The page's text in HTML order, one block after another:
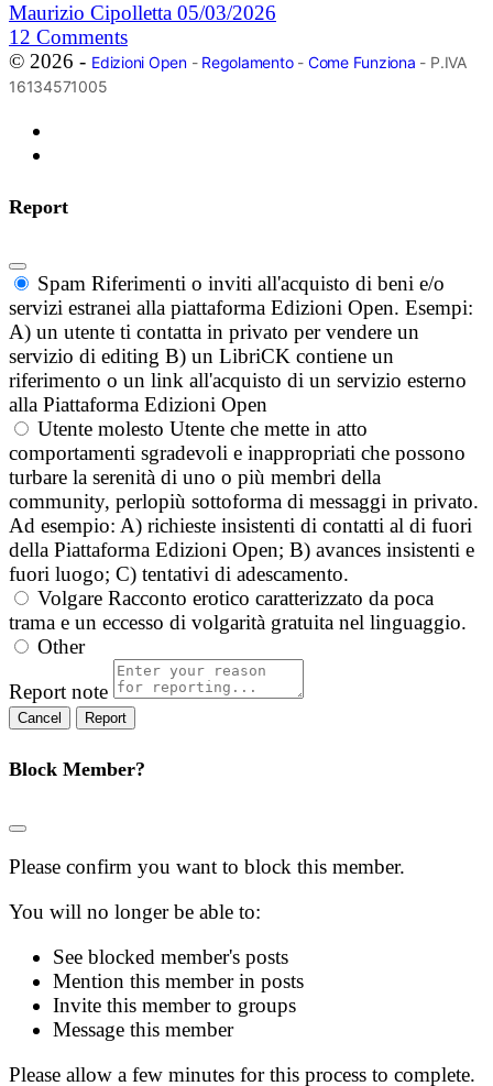
Maurizio Cipolletta 05/03/2026
12 Comments
© 2026 - Edizioni Open- Regolamento- Come Funziona - P.IVA
16134571005
Report
Spam Riferimenti o inviti all'acquisto di beni e/o
servizi estranei alla piattaforma Edizioni Open. Esempi:
A) un utente ti contatta in privato per vendere un
servizio di editing B) un LibriCK contiene un
riferimento o un link all'acquisto di un servizio esterno
alla Piattaforma Edizioni Open
Utente molesto Utente che mette in atto
comportamenti sgradevoli e inappropriati che possono
turbare la serenità di uno o più membri della
community, perlopiù sottoforma di messaggi in privato.
Ad esempio: A) richieste insistenti di contatti al di fuori
della Piattaforma Edizioni Open; B) avances insistenti e
fuori luogo; C) tentativi di adescamento.
Volgare Racconto erotico caratterizzato da poca
trama e un eccesso di volgarità gratuita nel linguaggio.
Other
Report note
Report
Block Member?
Please confirm you want to block this member.
You will no longer be able to:
See blocked member's posts
Mention this member in posts
Invite this member to groups
Message this member
Please allow a few minutes for this process to complete.